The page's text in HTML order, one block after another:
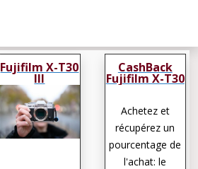
Fujifilm X-T30
III
CashBack
Fujifilm X-T30
Achetez et
récupérez un
pourcentage de
l'achat: le